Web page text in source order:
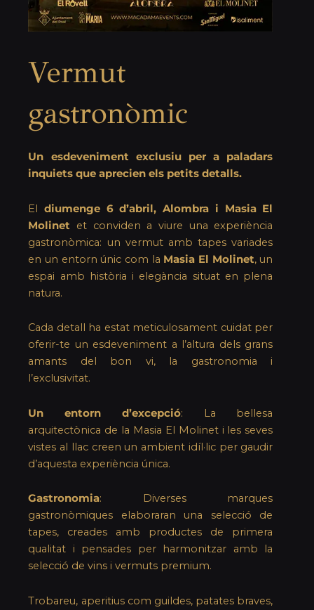
Vermut
gastronòmic
Un esdeveniment exclusiu per a paladars
inquiets que aprecien els petits detalls.
El diumenge 6 d’abril, Alombra i Masia El
Molinet et conviden a viure una experiència
gastronòmica: un vermut amb tapes variades
en un entorn únic com la Masia El Molinet, un
espai amb història i elegància situat en plena
natura.
Cada detall ha estat meticulosament cuidat per
oferir-te un esdeveniment a l’altura dels grans
amants del bon vi, la gastronomia i
l’exclusivitat.
Un entorn d’excepció: La bellesa
arquitectònica de la Masia El Molinet i les seves
vistes al llac creen un ambient idíl·lic per gaudir
d’aquesta experiència única.
Gastronomia: Diverses marques
gastronòmiques elaboraran una selecció de
tapes, creades amb productes de primera
qualitat i pensades per harmonitzar amb la
selecció de vins i vermuts premium.
Trobareu, aperitius com guildes, patates braves,